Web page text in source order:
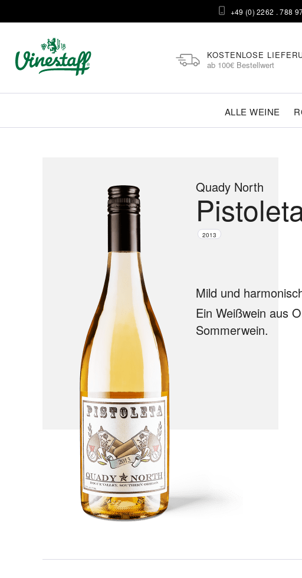
+49 (0) 2262 . 788
KOSTENLOSE
ab 100€ Bestellwert
ALLE WEINE
Quady North
2013
Mild und
Ein Weißwein aus
Sommerwein.